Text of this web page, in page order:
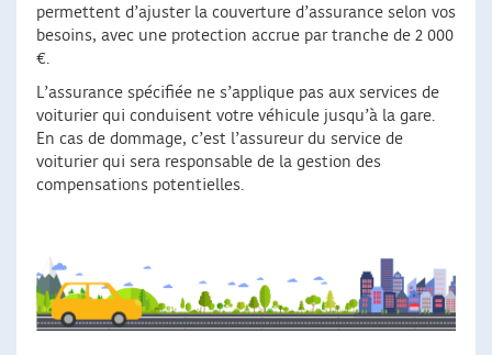
permettent d’ajuster la couverture d’assurance selon vos
besoins, avec une protection accrue par tranche de 2 000
€.
L’assurance spécifiée ne s’applique pas aux services de
voiturier qui conduisent votre véhicule jusqu’à la gare.
En cas de dommage, c’est l’assureur du service de
voiturier qui sera responsable de la gestion des
compensations potentielles.